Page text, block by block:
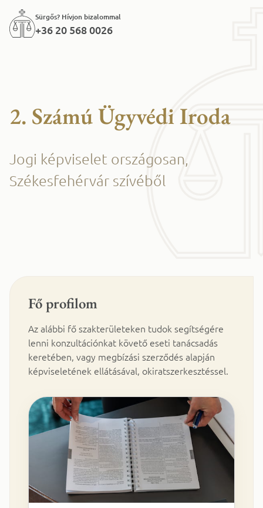
Sürgős? Hívjon bizalommal
+36 20 568 0026
2. Számú Ügyvédi Iroda
Jogi képviselet országosan,
Székesfehérvár szívéből
Fő profilom
Az alábbi fő szakterületeken tudok segítségére
lenni konzultációnkat követő eseti tanácsadás
keretében, vagy megbízási szerződés alapján
képviseletének ellátásával, okiratszerkesztéssel.